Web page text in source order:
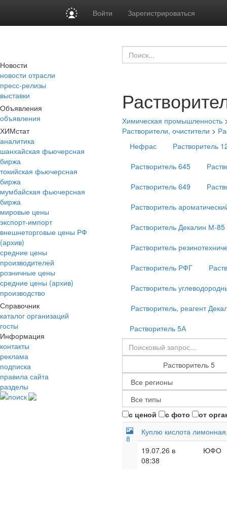
Войти Зарегистрироваться
Новости
новости отрасли
пресс-релизы
выставки
Объявления
объявления
ХИМстат
аналитика
шанхайская фьючерсная
биржа
токийская фьючерсная
биржа
мумбайская фьючерсная
биржа
мировые цены
экспорт-импорт
внешнеторговые цены РФ
(архив)
средние цены
производителей
розничные цены
средние цены (архив)
производство
Справочник
каталог организаций
госты
Информация
контакты
реклама
подписка
правила сайта
разделы
поиск
Химическая промышленность
Растворители, очистители >
Нефрас
Растворитель
Растворитель 645
Растворитель 649
Растворитель
Растворитель Декалин М-85
Растворитель
Растворитель РФГ
Растворитель
Растворитель, реагент
Растворитель 5А
с ценой с фото от
8
Куплю кислота
19.07.26 в
08:38
ЮФО